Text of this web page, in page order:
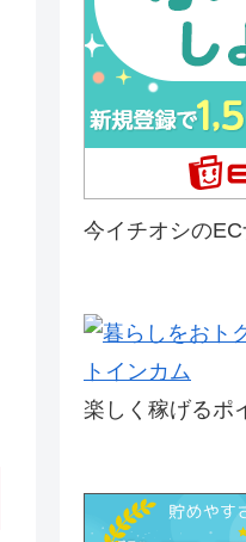
今イチオシのEC
楽しく稼げるポ